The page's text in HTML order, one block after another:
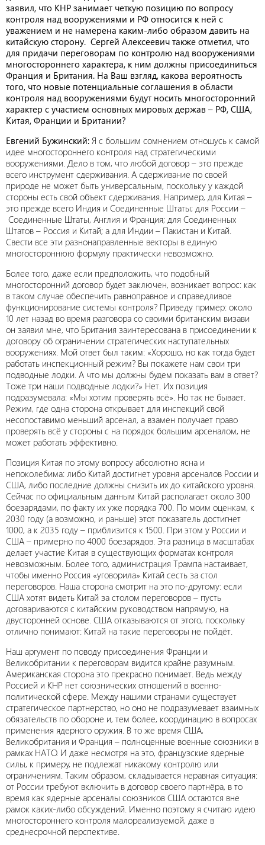
заявил, что КНР занимает четкую позицию по вопросу
контроля над вооружениями и РФ относится к ней с
уважением и не намерена каким-либо образом давить на
китайскую сторону. Сергей Алексеевич также отметил, что
для придачи переговорам по контролю над вооружениями
многостороннего характера, к ним должны присоединиться
Франция и Британия. На Ваш взгляд, какова вероятность
того, что новые потенциальные соглашения в области
контроля над вооружениями будут носить многосторонний
характер с участием основных мировых держав – РФ, США,
Китая, Франции и Британии?
Евгений Бужинский: Я с большим сомнением отношусь к самой
идее многостороннего контроля над стратегическими
вооружениями. Дело в том, что любой договор – это прежде
всего инструмент сдерживания. А сдерживание по своей
природе не может быть универсальным, поскольку у каждой
стороны есть свой объект сдерживания. Например, для Китая –
это прежде всего Индия и Соединенные Штаты; для России –
Соединенные Штаты, Англия и Франция; для Соединенных
Штатов – Россия и Китай; а для Индии – Пакистан и Китай.
Свести все эти разнонаправленные векторы в единую
многостороннюю формулу практически невозможно.
Более того, даже если предположить, что подобный
многосторонний договор будет заключен, возникает вопрос: как
в таком случае обеспечить равноправное и справедливое
функционирование системы контроля? Приведу пример: около
10 лет назад во время разговора со своими британским визави
он заявил мне, что Британия заинтересована в присоединении к
договору об ограничении стратегических наступательных
вооружениях. Мой ответ был таким: «Хорошо, но как тогда будет
работать инспекционный режим? Вы покажете нам свои три
подводные лодки. А что мы должны будем показать вам в ответ?
Тоже три наши подводные лодки?» Нет. Их позиция
подразумевала: «Мы хотим проверять всё». Но так не бывает.
Режим, где одна сторона открывает для инспекций свой
несопоставимо меньший арсенал, а взамен получает право
проверять всё у стороны с на порядок большим арсеналом, не
может работать эффективно.
Позиция Китая по этому вопросу абсолютно ясна и
непоколебима: либо Китай достигнет уровня арсеналов России и
США, либо последние должны снизить их до китайского уровня.
Сейчас по официальным данным Китай располагает около 300
боезарядами, по факту их уже порядка 700. По моим оценкам, к
2030 году (а возможно, и раньше) этот показатель достигнет
1000, а к 2035 году – приблизится к 1500. При этом у России и
США – примерно по 4000 боезарядов. Эта разница в масштабах
делает участие Китая в существующих форматах контроля
невозможным. Более того, администрация Трампа настаивает,
чтобы именно Россия «уговорила» Китай сесть за стол
переговоров. Наша сторона смотрит на это по-другому: если
США хотят видеть Китай за столом переговоров – пусть
договариваются с китайским руководством напрямую, на
двусторонней основе. США отказываются от этого, поскольку
отлично понимают: Китай на такие переговоры не пойдёт.
Наш аргумент по поводу присоединения Франции и
Великобритании к переговорам видится крайне разумным.
Американская сторона это прекрасно понимает. Ведь между
Россией и КНР нет союзнических отношений в военно-
политической сфере. Между нашими странами существует
стратегическое партнерство, но оно не подразумевает взаимных
обязательств по обороне и, тем более, координацию в вопросах
применения ядерного оружия. В то же время США,
Великобритания и Франция – полноценные военные союзники в
рамках НАТО. И даже несмотря на это, французские ядерные
силы, к примеру, не подлежат никакому контролю или
ограничениям. Таким образом, складывается неравная ситуация:
от России требуют включить в договор своего партнёра, в то
время как ядерные арсеналы союзников США остаются вне
рамок каких-либо обсуждений. Именно поэтому я считаю идею
многостороннего контроля малореализуемой, даже в
среднесрочной перспективе.